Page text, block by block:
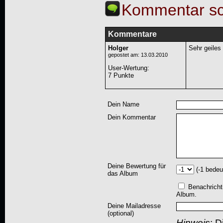
Kommentar
Kommentare
Holger
gepostet am: 13.03.2010
User-Wertung:
7 Punkte
Sehr geiles
Dein Name
Dein Kommentar
Deine Bewertung für
das Album
(-1
Album.
Deine Mailadresse
(optional)